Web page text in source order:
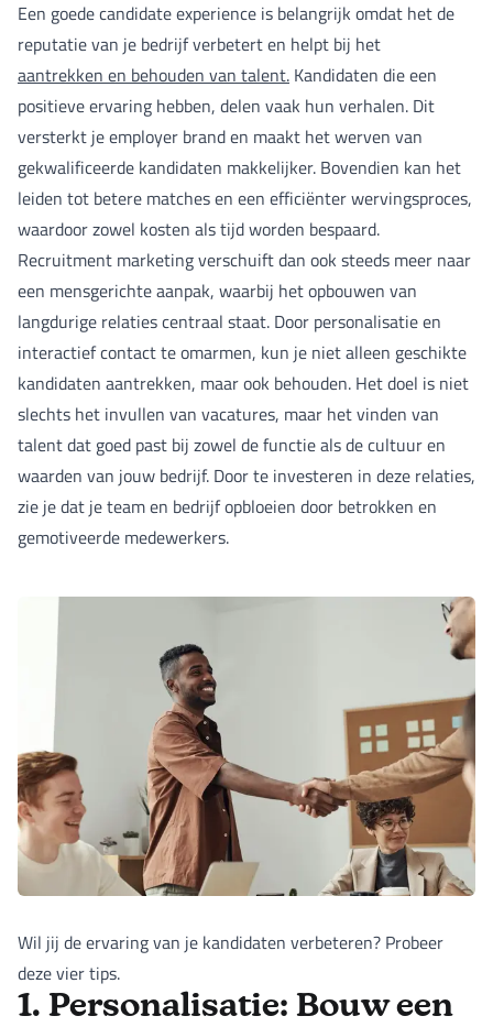
Een goede candidate experience is belangrijk omdat het de
reputatie van je bedrijf verbetert en helpt bij het
aantrekken en behouden van talent. Kandidaten die een
positieve ervaring hebben, delen vaak hun verhalen. Dit
versterkt je employer brand en maakt het werven van
gekwalificeerde kandidaten makkelijker. Bovendien kan het
leiden tot betere matches en een efficiënter wervingsproces,
waardoor zowel kosten als tijd worden bespaard.
Recruitment marketing verschuift dan ook steeds meer naar
een mensgerichte aanpak, waarbij het opbouwen van
langdurige relaties centraal staat. Door personalisatie en
interactief contact te omarmen, kun je niet alleen geschikte
kandidaten aantrekken, maar ook behouden. Het doel is niet
slechts het invullen van vacatures, maar het vinden van
talent dat goed past bij zowel de functie als de cultuur en
waarden van jouw bedrijf. Door te investeren in deze relaties,
zie je dat je team en bedrijf opbloeien door betrokken en
gemotiveerde medewerkers.
Wil jij de ervaring van je kandidaten verbeteren? Probeer
deze vier tips.
1. Personalisatie: Bouw een